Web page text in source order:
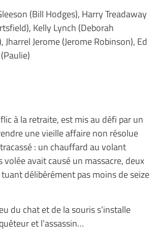
(Bill Hodges), Harry Treadaway
Kelly Lynch (Deborah
Jharrel Jerome (Jerome Robinson), Ed
à la retraite, est mis au défi par un
une vieille affaire non résolue
: un chauffard au volant
volée avait causé un massacre, deux
délibérément pas moins de seize
du chat et de la souris s’installe
et l’assassin…